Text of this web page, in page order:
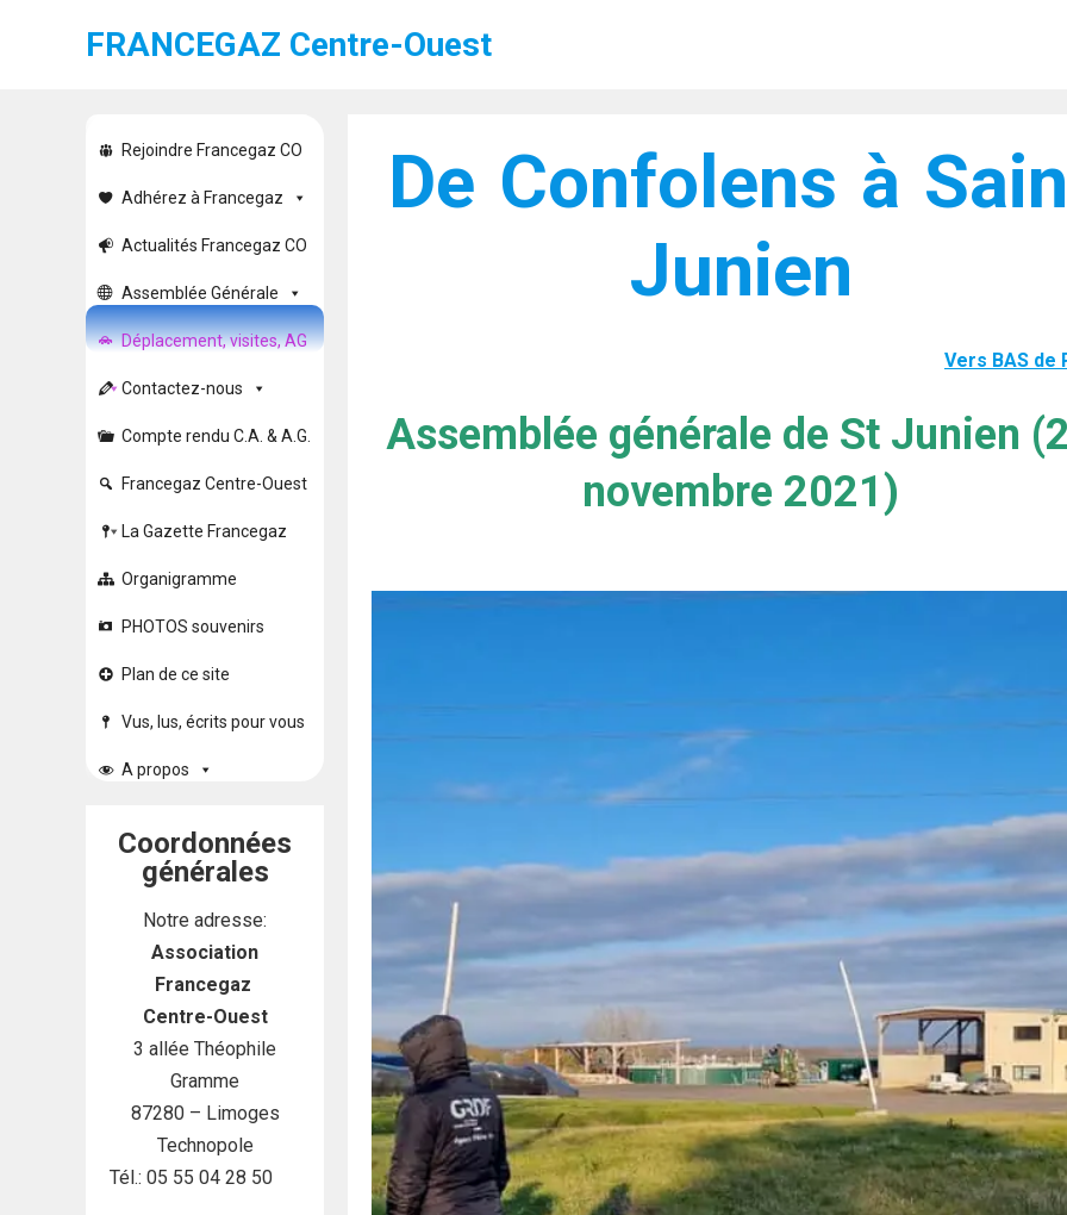
FRANCEGAZ Centre-Ouest
Rejoindre Francegaz CO
Adhérez à Francegaz
Actualités Francegaz CO
Assemblée Générale
Déplacement, visites, AG
Contactez-nous
Compte rendu C.A. & A.G.
Francegaz Centre-Ouest
La Gazette Francegaz
Organigramme
PHOTOS souvenirs
Plan de ce site
Vus, lus, écrits pour vous
A propos
Coordonnées
générales
Notre adresse:
Association
Francegaz
Centre-Ouest
3 allée Théophile
Gramme
87280 – Limoges
Technopole
Tél.: 05 55 04 28 50
De Confolens à
Junien
Vers BAS de
Assemblée générale de St Junien
novembre 2021)